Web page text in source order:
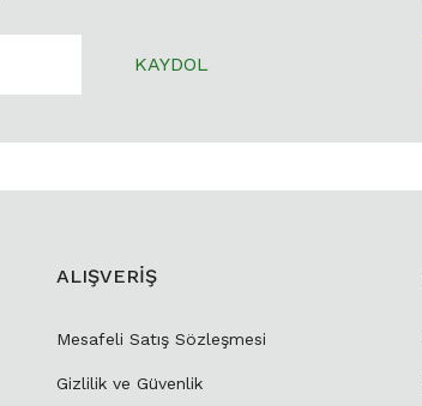
KAYDOL
ALIŞVERİŞ
Mesafeli Satış Sözleşmesi
Gizlilik ve Güvenlik